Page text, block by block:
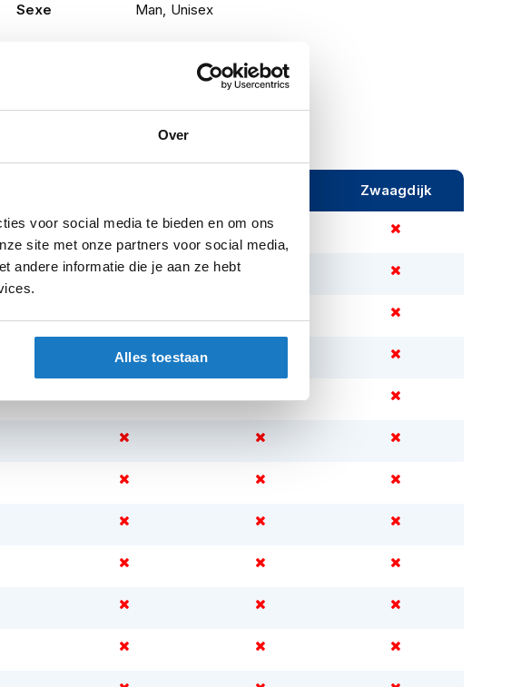
Over
voor social media te bieden en om ons
site met onze partners voor social media,
andere informatie die je aan ze hebt
Alles toestaan
Sexe Man, Unisex
Zwaagdijk